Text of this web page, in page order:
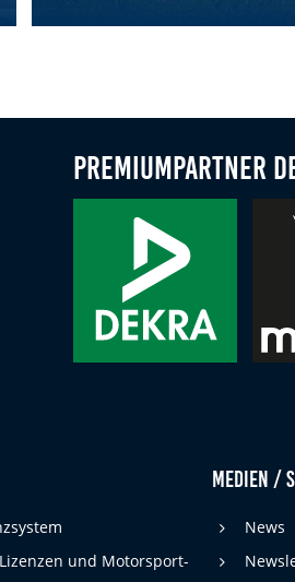
Premiumpartner
und Motorsport-
Medien /
News